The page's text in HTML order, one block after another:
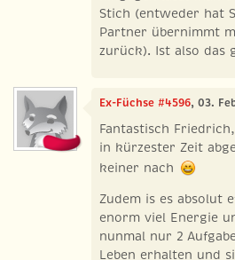
Stich (entweder hat
Partner übernimmt
zurück). Ist also das
Ex-Füchse #4596, 03.
Fantastisch
in kürzester Zeit
keiner nach
Zudem is es absolut
enorm viel Energie
nunmal nur 2
Leben erhalten und